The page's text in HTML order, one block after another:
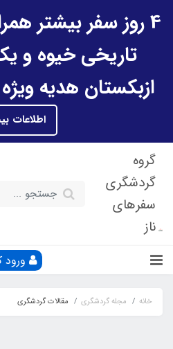
4 روز سفر بیشتر
تاریخی خیوه و
ازبکستان هدیه
اطلاعات
گروه
گردشگری
سفرهای
ناز
ورود
خانه مجله گردشگری مقالات گردشگری